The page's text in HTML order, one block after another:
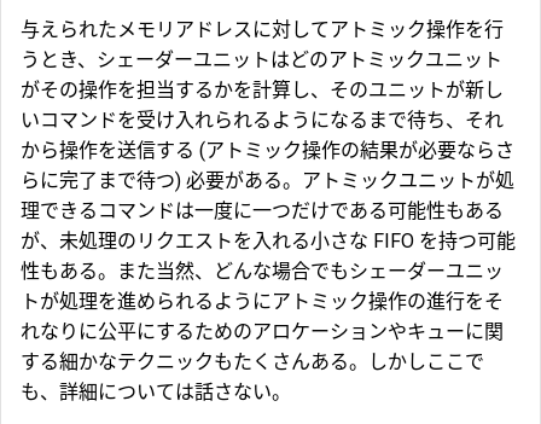
与えられたメモリアドレスに対してアトミック操作を行
うとき、シェーダーユニットはどのアトミックユニット
がその操作を担当するかを計算し、そのユニットが新し
いコマンドを受け入れられるようになるまで待ち、それ
から操作を送信する (アトミック操作の結果が必要ならさ
らに完了まで待つ) 必要がある。アトミックユニットが処
理できるコマンドは一度に一つだけである可能性もある
が、未処理のリクエストを入れる小さな FIFO を持つ可能
性もある。また当然、どんな場合でもシェーダーユニッ
トが処理を進められるようにアトミック操作の進行をそ
れなりに公平にするためのアロケーションやキューに関
する細かなテクニックもたくさんある。しかしここで
も、詳細については話さない。